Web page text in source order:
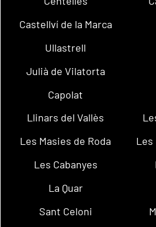
Castellví de la Marca
Ullastrell
Julià de Vilatorta
Capolat
Llinars del Vallès
Les Masies de Roda
Les
Les Cabanyes
La Quar
Sant Celoni